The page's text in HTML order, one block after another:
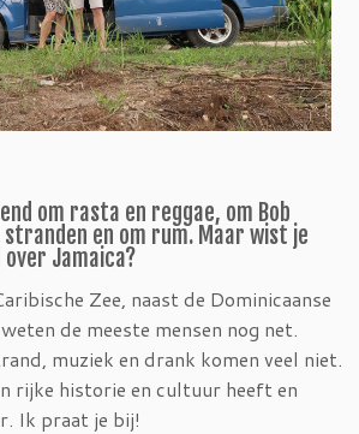
om rasta en reggae, om Bob
en om rum. Maar wist je
Jamaica?
Zee, naast de Dominicaanse
de meeste mensen nog net.
muziek en drank komen veel niet.
rijke historie en cultuur heeft en
Ik praat je bij!